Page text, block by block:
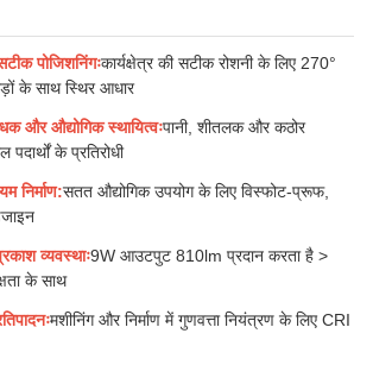
पोजिशनिंगःकार्यक्षेत्र की सटीक रोशनी के लिए 270°
के साथ स्थिर आधार
और औद्योगिक स्थायित्वःपानी, शीतलक और कठोर
पदार्थों के प्रतिरोधी
निर्माण:सतत औद्योगिक उपयोग के लिए विस्फोट-प्रूफ,
व्यवस्थाः9W आउटपुट 810lm प्रदान करता है >
के साथ
मशीनिंग और निर्माण में गुणवत्ता नियंत्रण के लिए CRI